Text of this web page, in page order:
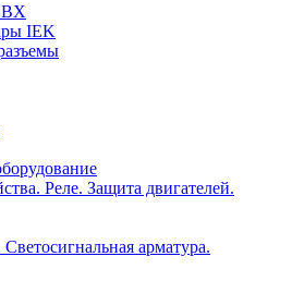
IEK
Реле. Защита двигателей.
арматура.